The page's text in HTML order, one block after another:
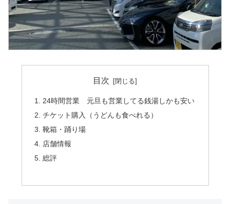
目次
24時間営業 元旦も営業してる銭湯しかも安い
チケット購入（うどんも食べれる）
靴箱・踊り場
店舗情報
総評